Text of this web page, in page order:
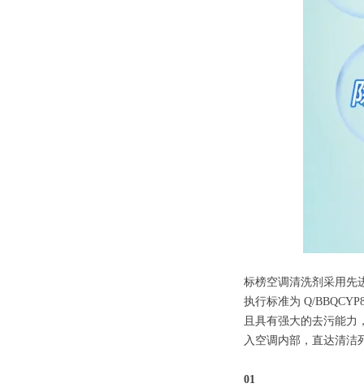
标榜空调清洗剂采用先
执行标准为 Q/
且具有强大的去污能
入空调内部，直达清洁
01